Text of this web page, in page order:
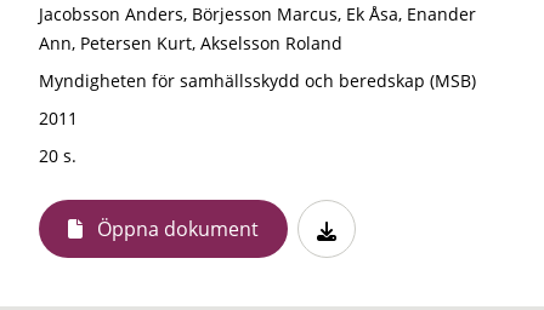
Jacobsson Anders, Börjesson Marcus, Ek Åsa, Enander
Ann, Petersen Kurt, Akselsson Roland
Myndigheten för samhällsskydd och beredskap (MSB)
2011
20 s.
Öppna dokument